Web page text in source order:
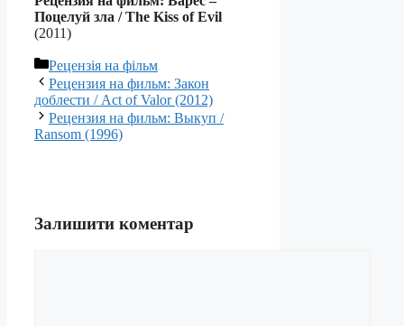
Поцелуй зла / The Kiss of Evil
(2011)
Категорії
Рецензія на фільм
Рецензия на фильм: Закон
доблести / Act of Valor (2012)
Рецензия на фильм: Выкуп /
Ransom (1996)
Залишити коментар